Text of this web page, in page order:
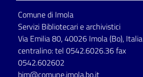
lettura
Seguici
su
Comune di Imola
Servizi Bibliotecari e archivistici
Via Emilia 80, 40026 Imola (Bo), Italia
centralino: tel 0542.6026.36 fax
0542.602602